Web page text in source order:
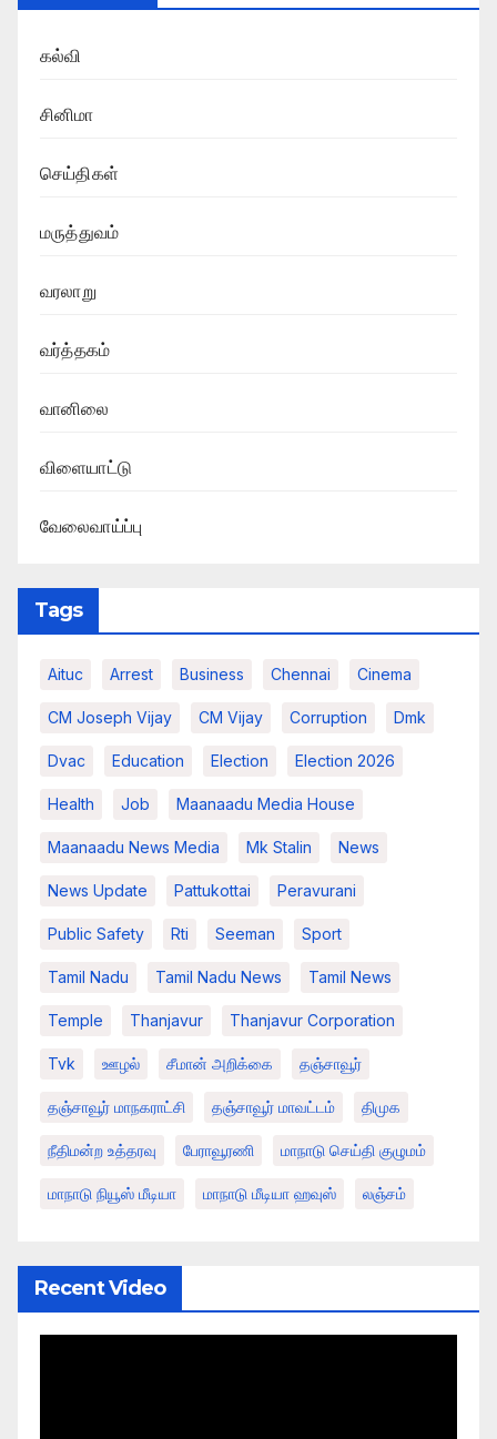
கல்வி
சினிமா
செய்திகள்
மருத்துவம்
வரலாறு
வர்த்தகம்
வானிலை
விளையாட்டு
வேலைவாய்ப்பு
Tags
Aituc Arrest Business Chennai Cinema
CM Joseph Vijay CM Vijay Corruption Dmk
Dvac Education Election Election 2026
Health Job Maanaadu Media House
Maanaadu News Media Mk Stalin News
News Update Pattukottai Peravurani
Public Safety Rti Seeman Sport
Tamil Nadu Tamil Nadu News Tamil News
Temple Thanjavur Thanjavur Corporation
Tvk ஊழல் சீமான் அறிக்கை தஞ்சாவூர்
தஞ்சாவூர் மாநகராட்சி தஞ்சாவூர் மாவட்டம் திமுக
நீதிமன்ற உத்தரவு பேராவூரணி மாநாடு செய்தி குழுமம்
மாநாடு நியூஸ் மீடியா மாநாடு மீடியா ஹவுஸ் லஞ்சம்
Recent Video